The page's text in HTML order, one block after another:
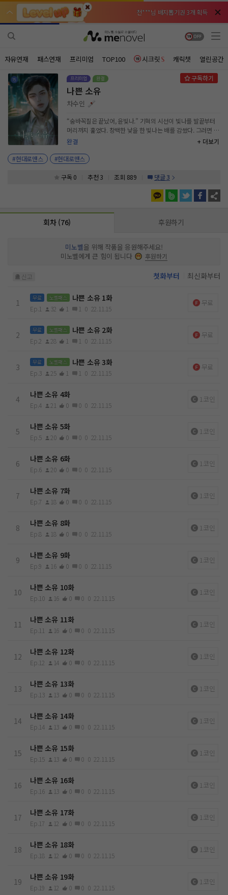
천***님 배지뽑기권 3개 획득
천***님 배지뽑기권 3개 획득
메**님 체험권 3일 획득
메**님 체험권 3일 획득
주**님 일반뽑기권 2개 획득
주**님 일반뽑기권 2개 획득
갈***님 후원10코인 획득
갈***님 후원10코인 획득
자유연재 패스연재 프리미엄 TOP100 시크릿 캐릭챗 열린공간
나쁜 소유
차수인
완결
“숨바꼭질은 끝났어, 윤빛나.” 기혁의 시선이 빛나를 발끝부터
머리까지 훑었다. 창백한 낯을 한 빛나는 배를 감쌌다. 그러면 그
의 눈에서 가려질까 싶어서. “내 애를 가지고 도망쳤어?” 임신
아니에요.” “윤빛나가 양다리를 걸칠 수 있는 여자인 줄은 몰랐
네.” 한껏 비아냥대는 기혁이 빛나에게 한 걸음 다가왔다. “널 갖
는데 남의 새끼도 품어야 한다면 얼마든지 품어야지.” 기혁이 싱
+ 더보기
#현대로맨스
#현대로맨스
구독 0 추천 3 조회 889 댓글 3
회차 (76) 후원하기
미노벨을 위해 작품을 응원해주세요!
미노벨에게 큰 힘이 됩니다
후원하기
신고 첫화부터 최신화부터
1
무료 노벨패스 나쁜 소유 1화
Ep.1 32 1 1 0 22.11.15
무료
2
무료 노벨패스 나쁜 소유 2화
Ep.2 28 1 1 0 22.11.15
무료
3
무료 노벨패스 나쁜 소유 3화
Ep.3 25 1 1 0 22.11.15
무료
4 나쁜 소유 4화
Ep.4 21 0 0 0 22.11.15
1코인
5 나쁜 소유 5화
Ep.5 20 0 0 0 22.11.15
1코인
6 나쁜 소유 6화
Ep.6 20 0 0 0 22.11.15
1코인
7 나쁜 소유 7화
Ep.7 18 0 0 0 22.11.15
1코인
8 나쁜 소유 8화
Ep.8 18 0 0 0 22.11.15
1코인
9 나쁜 소유 9화
Ep.9 16 0 0 0 22.11.15
1코인
10 나쁜 소유 10화
Ep.10 16 0 0 0 22.11.15
1코인
11 나쁜 소유 11화
Ep.11 16 0 0 0 22.11.15
1코인
12 나쁜 소유 12화
Ep.12 14 0 0 0 22.11.15
1코인
13 나쁜 소유 13화
Ep.13 13 0 0 0 22.11.15
1코인
14 나쁜 소유 14화
Ep.14 13 0 0 0 22.11.15
1코인
15 나쁜 소유 15화
Ep.15 13 0 0 0 22.11.15
1코인
16 나쁜 소유 16화
Ep.16 13 0 0 0 22.11.15
1코인
17 나쁜 소유 17화
Ep.17 12 0 0 0 22.11.15
1코인
18 나쁜 소유 18화
Ep.18 12 0 0 0 22.11.15
1코인
19 나쁜 소유 19화
Ep.19 12 0 0 0 22.11.15
1코인